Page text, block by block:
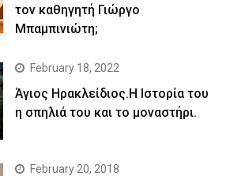
τον καθηγητή Γιώργο
Μπαμπινιώτη;
February 18, 2022
Άγιος Ηρακλείδιος.Η Ιστορία του
η σπηλιά του και το μοναστήρι.
February 20, 2018